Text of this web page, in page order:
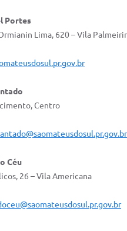
Portes
Lima, 620 – Vila
Centro
Céu
26 – Vila Americana